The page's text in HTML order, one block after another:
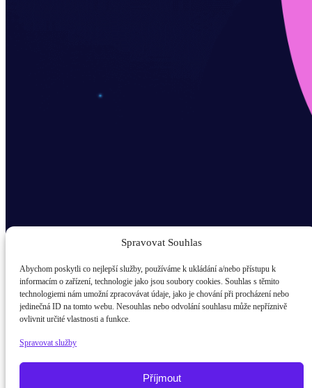
Spravovat Souhlas
Abychom poskytli co nejlepší služby, používáme k ukládání a/nebo přístupu k
informacím o zařízení, technologie jako jsou soubory cookies. Souhlas s těmito
technologiemi nám umožní zpracovávat údaje, jako je chování při procházení nebo
jedinečná ID na tomto webu. Nesouhlas nebo odvolání souhlasu může nepříznivě
ovlivnit určité vlastnosti a funkce.
Spravovat služby
Příjmout
Odběr novinek popup
E-mail
žák / student